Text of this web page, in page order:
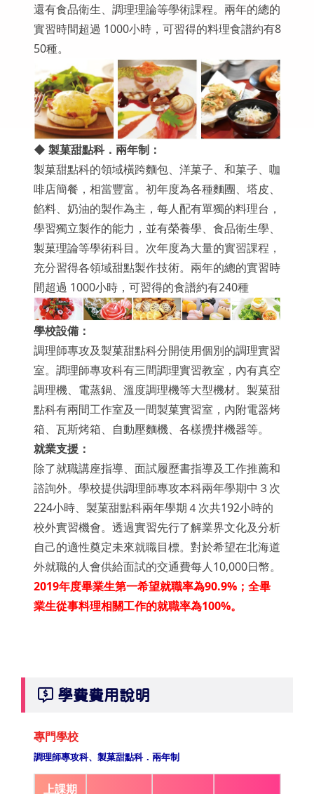
還有食品衛生、調理理論等學術課程。兩年的總的
實習時間超過 1000小時，可習得的料理食譜約有8
50種。
◆ 製菓甜點科．兩年制：
製菓甜點科的領域橫跨麵包、洋菓子、和菓子、咖
啡店簡餐，相當豐富。初年度為各種麵團、塔皮、
餡料、奶油的製作為主，每人配有單獨的料理台，
學習獨立製作的能力，並有榮養學、食品衛生學、
製菓理論等學術科目。次年度為大量的實習課程，
充分習得各領域甜點製作技術。兩年的總的實習時
間超過 1000小時，可習得的食譜約有240種
學校設備：
調理師專攻及製菓甜點科分開使用個別的調理實習
室。調理師專攻科有三間調理實習教室，內有真空
調理機、電蒸鍋、溫度調理機等大型機材。製菓甜
點科有兩間工作室及一間製菓實習室，內附電器烤
箱、瓦斯烤箱、自動壓麵機、各樣攪拌機器等。
就業支援：
除了就職講座指導、面試履歷書指導及工作推薦和
諮詢外。學校提供調理師專攻本科兩年學期中３次
224小時、製菓甜點科兩年學期４次共192小時的
校外實習機會。透過實習先行了解業界文化及分析
自己的適性奠定未來就職目標。對於希望在北海道
外就職的人會供給面試的交通費每人10,000日幣。
2019年度畢業生第一希望就職率為90.9%；全畢
業生從事料理相關工作的就職率為100%。
學費費用說明
專門學校
調理師專攻科、製菓甜點科．兩年制
上課期